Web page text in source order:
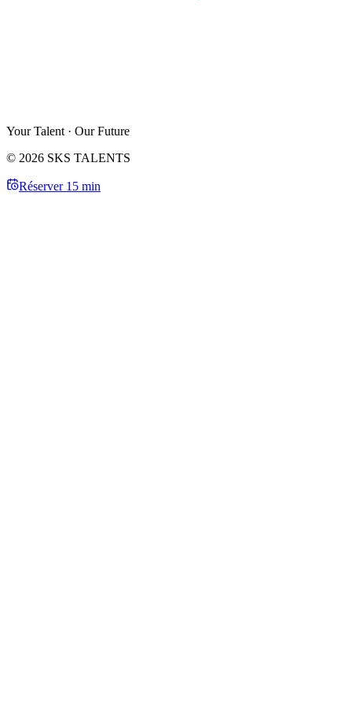
Your Talent · Our Future
© 2026 SKS TALENTS
Réserver 15 min